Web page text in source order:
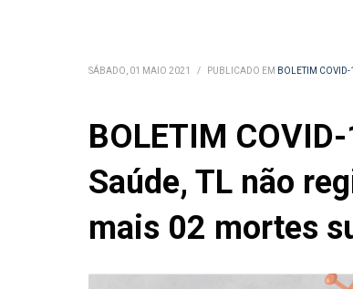
SÁBADO, 01 MAIO 2021 / PUBLICADO EM BOLETIM COVID-
BOLETIM
Saúde, TL não
mais 02 mortes